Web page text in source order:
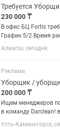
Требуется
230 000 ₸
В офис БЦ Fortis
График 5/2 Время
18:00 З/п 230.000тг на руки,
Оплата 2 раза в месяц Адрес:
входит...
Алматы, сегодня
Реклама
Уборщик /
200 000 ₸
Ищем менеджеров
в команду Darclean!
Каменогорск Вы любите чистоту и
хотите работать в
Усть-Каменогорск,